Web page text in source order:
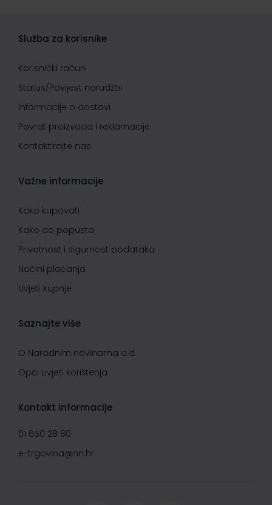
Služba za korisnike
Korisnički račun
Status/Povijest narudžbi
Informacije o dostavi
Povrat proizvoda i reklamacije
Kontaktirajte nas
Važne informacije
Kako kupovati
Kako do popusta
Privatnost i sigurnost podataka
Načini plaćanja
Uvjeti kupnje
Saznajte više
O Narodnim novinama d.d.
Opći uvjeti korištenja
Kontakt informacije
01 650 28 80
e-trgovina@nn.hr